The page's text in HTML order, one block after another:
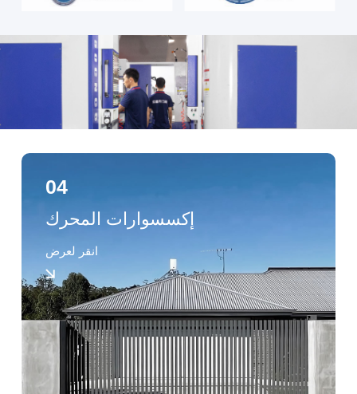
04
إكسسوارات المحرك
انقر لعرض